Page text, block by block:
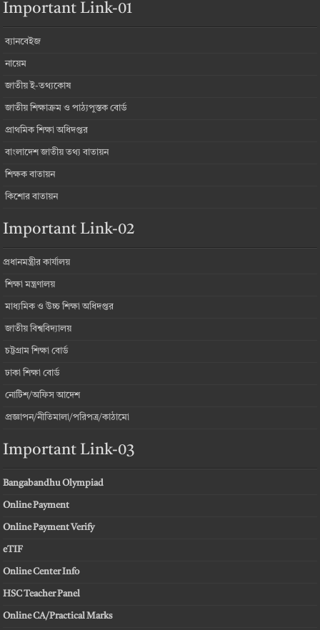
Important Link-01
ব্যানবেইজ
নায়েম
জাতীয় ই-তথ্যকোষ
জাতীয় শিক্ষাক্রম ও পাঠ্যপুস্তক বোর্ড
প্রাথমিক শিক্ষা অধিদপ্তর
বাংলাদেশ জাতীয় তথ্য বাতায়ন
শিক্ষক বাতায়ন
কিশোর বাতায়ন
Important Link-02
প্রধানমন্ত্রীর কার্যালয়
শিক্ষা মন্ত্রণালয়
মাধ্যমিক ও উচ্চ শিক্ষা অধিদপ্তর
জাতীয় বিশ্ববিদ্যালয়
চট্টগ্রাম শিক্ষা বোর্ড
ঢাকা শিক্ষা বোর্ড
নোটিশ/অফিস আদেশ
প্রজ্ঞাপন/নীতিমালা/পরিপত্র/কাঠামো
Important Link-03
Bangabandhu Olympiad
Online Payment
Online Payment Verify
eTIF
Online Center Info
HSC Teacher Panel
Online CA/Practical Marks